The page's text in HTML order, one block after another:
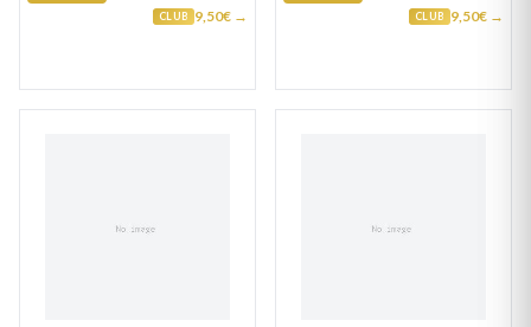
CLUB 9,50€ → CLUB 9,50€ →